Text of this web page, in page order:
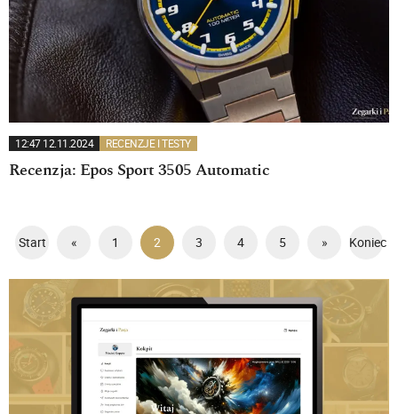
12:47 12.11.2024 RECENZJE I TESTY
Recenzja: Epos Sport 3505 Automatic
Start « 1 2 3 4 5 » Koniec